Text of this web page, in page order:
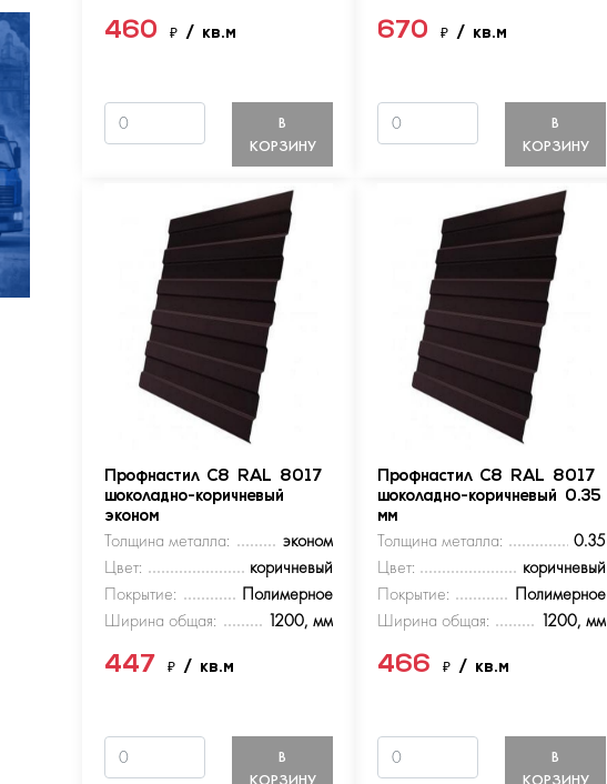
460₽/ кв.м
В
КОРЗИНУ
670₽/ кв.м
В
КОРЗИНУ
Профнастил С8 RAL 8017
шоколадно-коричневый
эконом
Толщина металла:
эконом
Цвет:
коричневый
Покрытие:
Полимерное
Ширина общая:
1200, мм
447₽/ кв.м
В
КОРЗИНУ
Профнастил С8 RAL 8017
шоколадно-коричневый 0.35
мм
Толщина металла:
0.35
Цвет:
коричневый
Покрытие:
Полимерное
Ширина общая:
1200, мм
466₽/ кв.м
В
КОРЗИНУ